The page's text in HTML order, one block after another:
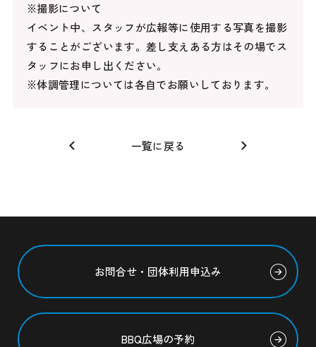
※撮影について
イベント中、スタッフが広報等に使用する写真を撮影
することがございます。差し支えある方はその場でス
タッフにお申し出ください。
※体調管理については各自でお願いしております。
一覧に戻る
お問合せ・団体利用申込み
BBQ広場の予約